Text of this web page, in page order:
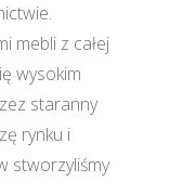
mebli z całej
wysokim
staranny
rynku i
stworzyliśmy